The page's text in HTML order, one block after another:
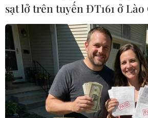
đủ tuổi bán là lúc sầu riêng
được giá cao. Với giá bán
riêng của bà được mua cao
khoảng 20.000-30.000 đồng/kg
(từ 5kg/quả trở lên).
sạt lở trên tuyến ĐT161 ở Lào